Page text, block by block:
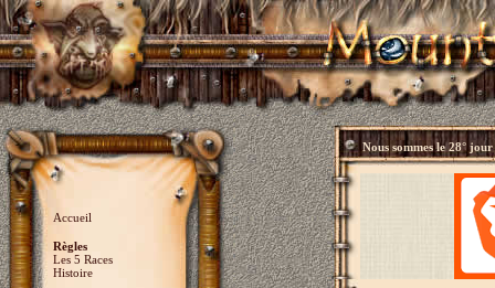
Accueil
Règles
Les 5 Races
Histoire
Nous sommes le28° jour